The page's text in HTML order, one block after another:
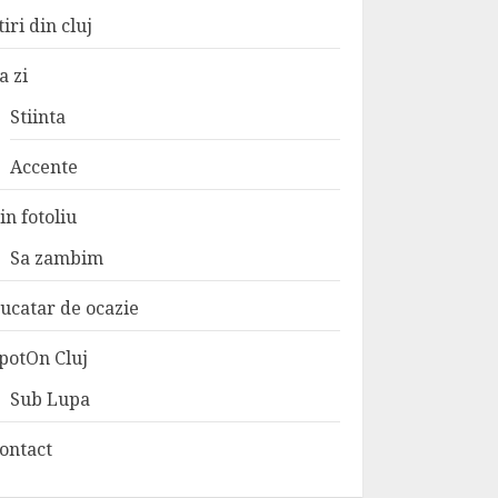
din cluj
zi
Stiinta
Accente
fotoliu
Sa zambim
de ocazie
Cluj
Sub Lupa